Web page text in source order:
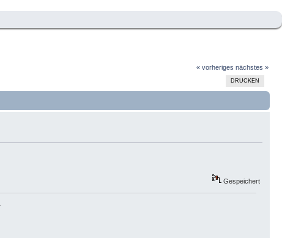
« vorheriges nächstes »
DRUCKEN
Gespeichert